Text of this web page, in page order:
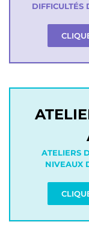
DIFFICULTÉS
ATELIERS
NIVEAUX